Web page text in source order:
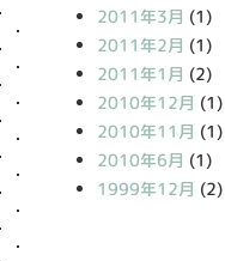
2011年3月 (1)
2011年2月 (1)
2011年1月 (2)
2010年12月 (1)
2010年11月 (1)
2010年6月 (1)
1999年12月 (2)